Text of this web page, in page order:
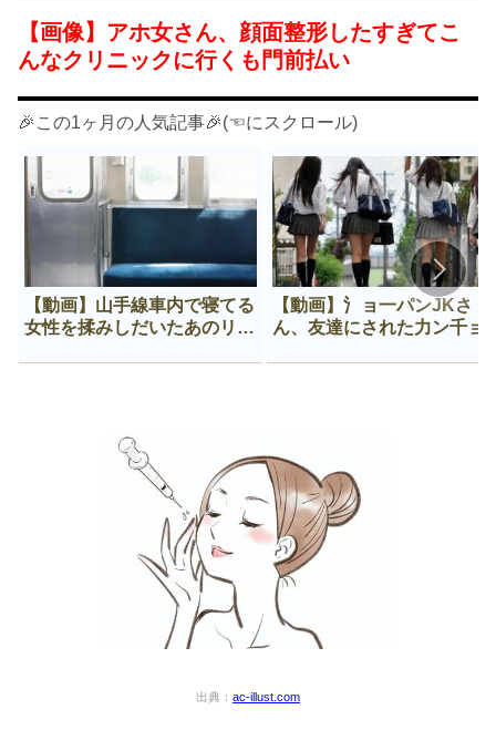
【画像】アホ女さん、顔面整形したすぎてこ
んなクリニックに行くも門前払い
🎉この1ヶ月の人気記事🎉(☜にスクロール)
【動画】山手線車内で寝てる
女性を揉みしだいたあのリー
【動画】氵ョ一パンJKさ
ん、友達にされた力ン千ョ
出典： ac-illust.com